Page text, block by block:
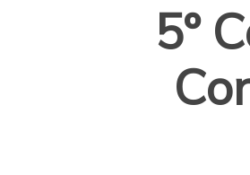
5º